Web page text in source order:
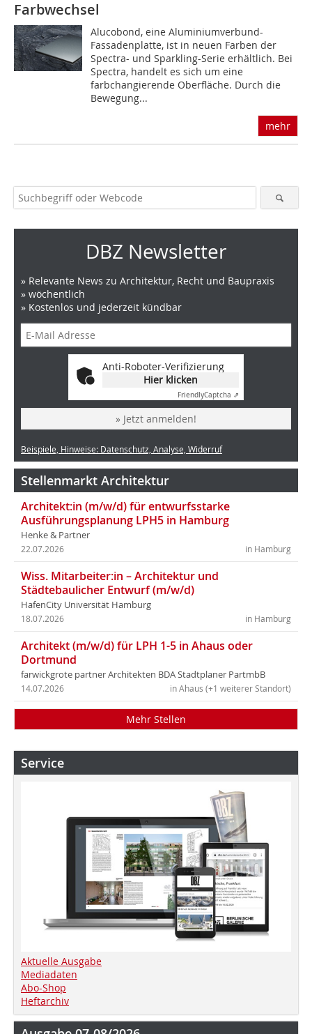
Farbwechsel
Alucobond, eine Aluminiumverbund-
Fassadenplatte, ist in neuen Farben der
Spectra- und Sparkling-Serie erhältlich. Bei
Spectra, handelt es sich um eine
farbchangierende Oberfläche. Durch die
Bewegung...
mehr
DBZ Newsletter
» Relevante News zu Architektur, Recht und Baupraxis
» wöchentlich
» Kostenlos und jederzeit kündbar
Anti-Roboter-Verifizierung
Hier klicken
FriendlyCaptcha ⇗
» Jetzt anmelden!
Beispiele, Hinweise: Datenschutz, Analyse, Widerruf
Stellenmarkt Architektur
Architekt:in (m/w/d) für entwurfsstarke
Ausführungsplanung LPH5 in Hamburg
Henke & Partner
in Hamburg
22.07.2026
Wiss. Mitarbeiter:in – Architektur und
Städtebaulicher Entwurf (m/w/d)
HafenCity Universität Hamburg
in Hamburg
18.07.2026
Architekt (m/w/d) für LPH 1-5 in Ahaus oder
Dortmund
farwickgrote partner Architekten BDA Stadtplaner PartmbB
in Ahaus (+1 weiterer Standort)
14.07.2026
Mehr Stellen
Service
Aktuelle Ausgabe
Mediadaten
Abo-Shop
Heftarchiv